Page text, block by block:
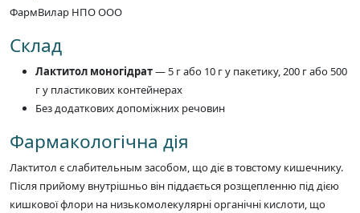
ФармВилар НПО ООО
Склад
Лактитол моногідрат— 5 г або 10 г у пакетику, 200 г або 500
г у пластикових контейнерах
Без додаткових допоміжних речовин
Фармакологічна дія
Лактитол є слабительным засобом, що діє в товстому кишечнику.
Після прийому внутрішньо він піддається розщепленню під дією
кишкової флори на низькомолекулярні органічні кислоти, що